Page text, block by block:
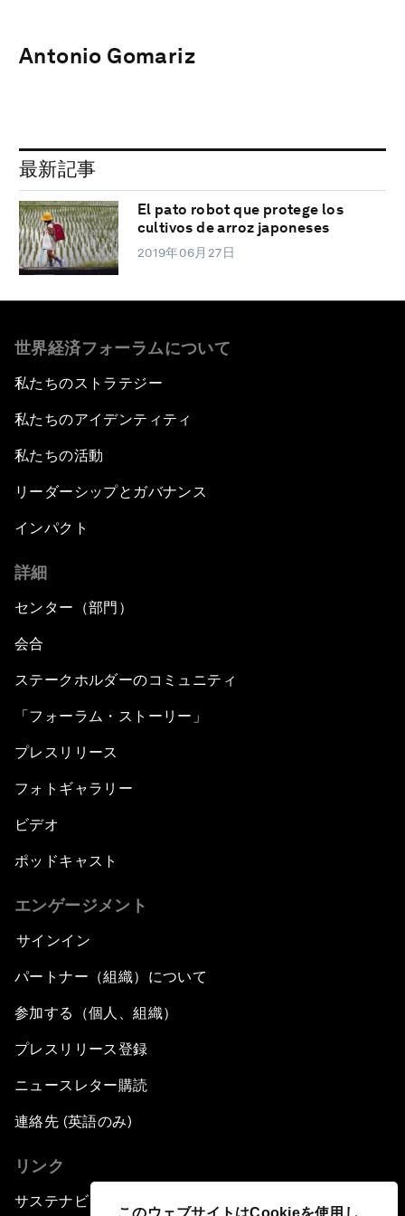
このウェブサイトはCookieを使用し
Antonio Gomariz
最新記事
El pato robot que protege los
cultivos de arroz japoneses
2019年06月27日
世界経済フォーラムについて
私たちのストラテジー
私たちのアイデンティティ
私たちの活動
リーダーシップとガバナンス
インパクト
詳細
センター（部門）
会合
ステークホルダーのコミュニティ
「フォーラム・ストーリー」
プレスリリース
フォトギャラリー
ビデオ
ポッドキャスト
エンゲージメント
サインイン
パートナー（組織）について
参加する（個人、組織）
プレスリリース登録
ニュースレター購読
連絡先 (英語のみ)
リンク
サステナビリティへの取り組み